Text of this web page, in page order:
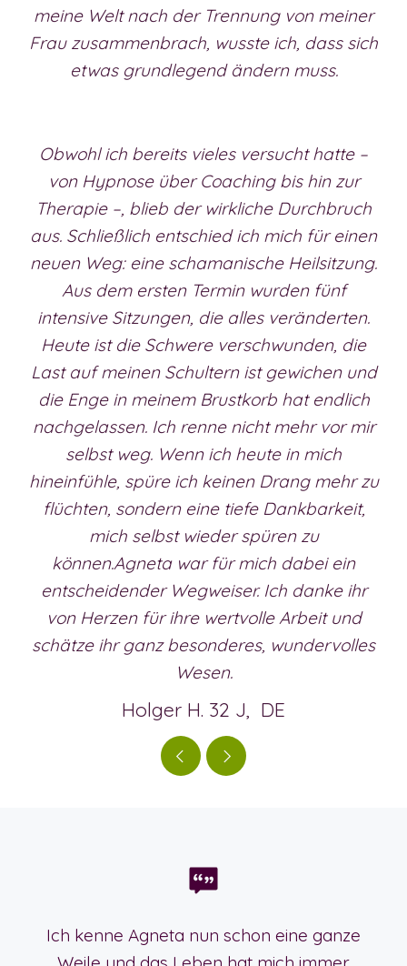
meine Welt nach der Trennung von meiner
Frau zusammenbrach, wusste ich, dass sich
etwas grundlegend ändern muss.
Obwohl ich bereits vieles versucht hatte –
von Hypnose über Coaching bis hin zur
Therapie –, blieb der wirkliche Durchbruch
aus. Schließlich entschied ich mich für einen
neuen Weg: eine schamanische Heilsitzung.
Aus dem ersten Termin wurden fünf
intensive Sitzungen, die alles veränderten.
Heute ist die Schwere verschwunden, die
Last auf meinen Schultern ist gewichen und
die Enge in meinem Brustkorb hat endlich
nachgelassen. Ich renne nicht mehr vor mir
selbst weg. Wenn ich heute in mich
hineinfühle, spüre ich keinen Drang mehr zu
flüchten, sondern eine tiefe Dankbarkeit,
mich selbst wieder spüren zu
können.Agneta war für mich dabei ein
entscheidender Wegweiser. Ich danke ihr
von Herzen für ihre wertvolle Arbeit und
schätze ihr ganz besonderes, wundervolles
Wesen.
Holger H. 32 J, DE
Ich kenne Agneta nun schon eine ganze